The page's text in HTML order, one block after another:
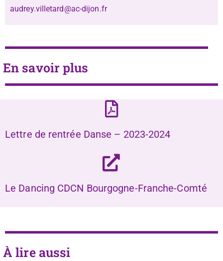
audrey.villetard@ac-dijon.fr
En savoir plus
Lettre de rentrée Danse – 2023-2024
Le Dancing CDCN Bourgogne-Franche-Comté
À lire aussi